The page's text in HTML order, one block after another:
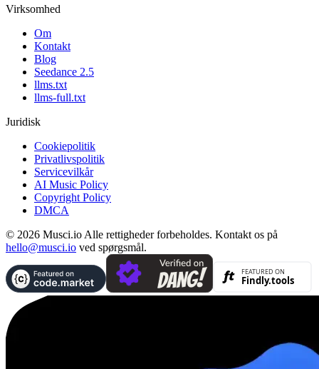
Virksomhed
Om
Kontakt
Blog
Seedance 2.5
llms.txt
llms-full.txt
Juridisk
Cookiepolitik
Privatlivspolitik
Servicevilkår
AI Music Policy
Copyright Policy
DMCA
© 2026 Musci.io Alle rettigheder forbeholdes. Kontakt os på
hello@musci.io ved spørgsmål.